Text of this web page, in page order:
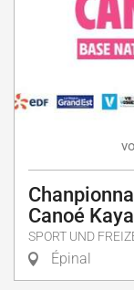
Canoé
SPORT UND
Épinal